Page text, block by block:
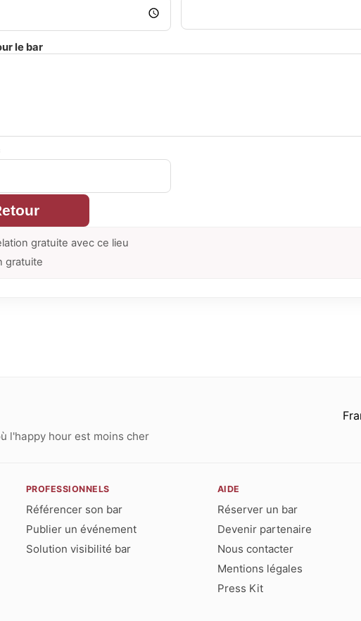
le bar
gratuite avec ce lieu
gratuite
l'happy hour est moins cher
PROFESSIONNELS
Référencer son bar
Publier un événement
Solution visibilité bar
AIDE
Réserver un bar
Devenir partenaire
Nous contacter
Mentions légales
Press Kit